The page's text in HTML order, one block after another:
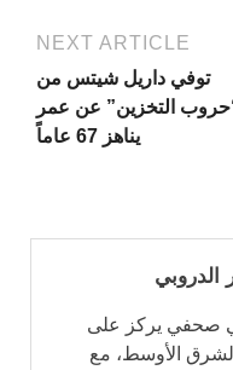
NEXT ARTICLE
توفي داريل شيتس من
التخزين” عن عمر
يناهز 67 عاماً
صحفي يركز على
الأوسط، مع